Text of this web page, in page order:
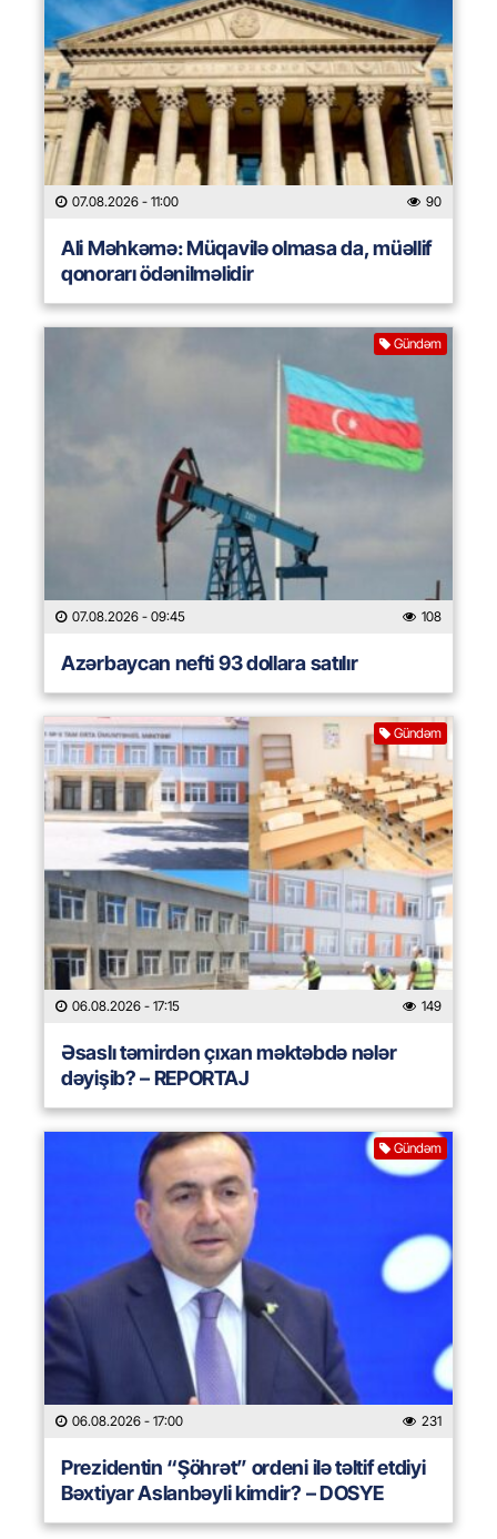
07.08.2026 - 11:00 90
Ali Məhkəmə: Müqavilə olmasa da, müəllif
qonorarı ödənilməlidir
Gündəm
07.08.2026 - 09:45 108
Azərbaycan nefti 93 dollara satılır
Gündəm
06.08.2026 - 17:15 149
Əsaslı təmirdən çıxan məktəbdə nələr
dəyişib? – REPORTAJ
Gündəm
06.08.2026 - 17:00 231
Prezidentin “Şöhrət” ordeni ilə təltif etdiyi
Bəxtiyar Aslanbəyli kimdir? – DOSYE